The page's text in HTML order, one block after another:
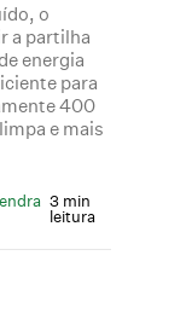
o
a partilha
energia
para
400
e mais
3 min
leitura